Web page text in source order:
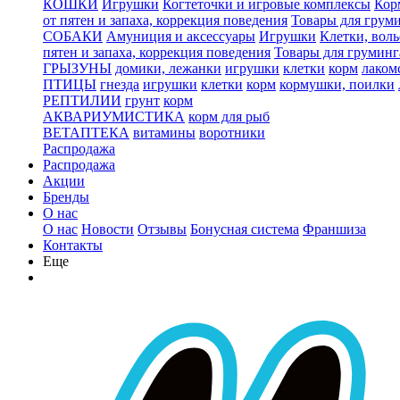
КОШКИ Игрушки Когтеточки и игровые комплексы
от пятен и запаха, коррекция поведения Товары для
СОБАКИ Амуниция и аксессуары Игрушки Клетки,
пятен и запаха, коррекция поведения Товары для
ГРЫЗУНЫ домики, лежанки игрушки клетки корм
ПТИЦЫ гнезда игрушки клетки корм кормушки, поилки
РЕПТИЛИИ грунт корм
АКВАРИУМИСТИКА корм для рыб
ВЕТАПТЕКА витамины воротники
Распродажа
Распродажа
Акции
Бренды
О нас
О нас Новости Отзывы Бонусная система Франшиза
Контакты
Еще